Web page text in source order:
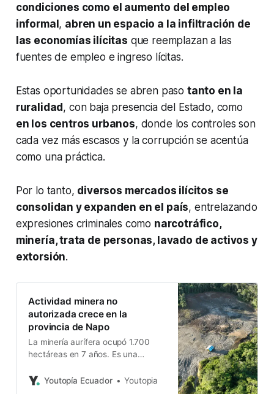
condiciones como el aumento del empleo
informal, abren un espacio a la infiltración de
las economías ilícitas que reemplazan a las
fuentes de empleo e ingreso lícitas.
Estas oportunidades se abren paso tanto en la
ruralidad, con baja presencia del Estado, como
en los centros urbanos, donde los controles son
cada vez más escasos y la corrupción se acentúa
como una práctica.
Por lo tanto, diversos mercados ilícitos se
consolidan y expanden en el país, entrelazando
expresiones criminales como narcotráfico,
minería, trata de personas, lavado de activos y
extorsión.
Actividad minera no
autorizada crece en la
provincia de Napo
La minería aurífera ocupó 1.700
hectáreas en 7 años. Es una
hídricos más importantes del país,
Youtopía Ecuador Youtopia